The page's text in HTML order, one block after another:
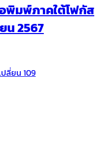
พิมพ์ภาคใต้โฟกัส
น 2567